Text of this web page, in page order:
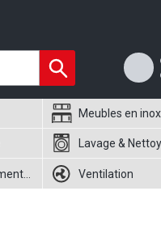
Meubles en inox
Lavage &
Ventilation